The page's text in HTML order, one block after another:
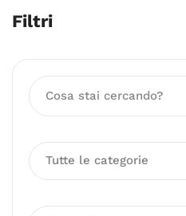
Filtri
Tutte le categorie